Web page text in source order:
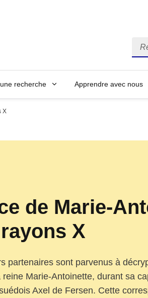
recherche Apprendre avec nous
X
de Marie-
X
partenaires sont parvenus à
Marie-Antoinette, durant sa
Axel de Fersen. Cette